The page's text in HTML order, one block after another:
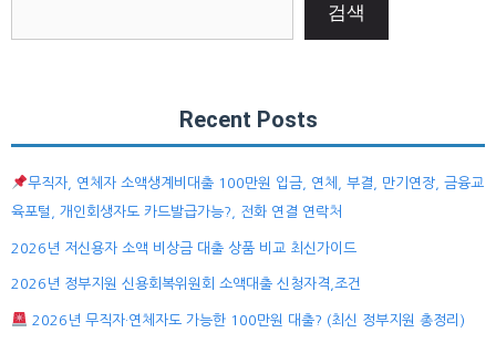
검색
Recent Posts
무직자, 연체자 소액생계비대출 100만원 입금, 연체, 부결, 만기연장, 금융교
육포털, 개인회생자도 카드발급가능?, 전화 연결 연락처
2026년 저신용자 소액 비상금 대출 상품 비교 최신가이드
2026년 정부지원 신용회복위원회 소액대출 신청자격,조건
2026년 무직자·연체자도 가능한 100만원 대출? (최신 정부지원 총정리)